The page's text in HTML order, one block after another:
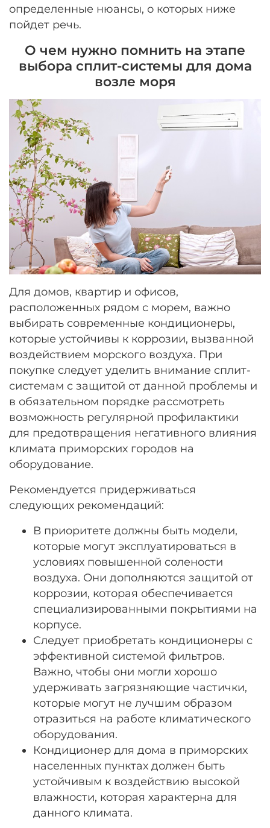
определенные нюансы, о которых ниже
пойдет речь.
О чем нужно помнить на этапе
выбора сплит-системы для дома
возле моря
Для домов, квартир и офисов,
расположенных рядом с морем, важно
выбирать современные кондиционеры,
которые устойчивы к коррозии, вызванной
воздействием морского воздуха. При
покупке следует уделить внимание сплит-
системам с защитой от данной проблемы и
в обязательном порядке рассмотреть
возможность регулярной профилактики
для предотвращения негативного влияния
климата приморских городов на
оборудование.
Рекомендуется придерживаться
следующих рекомендаций:
В приоритете должны быть модели,
которые могут эксплуатироваться в
условиях повышенной солености
воздуха. Они дополняются защитой от
коррозии, которая обеспечивается
специализированными покрытиями на
корпусе.
Следует приобретать кондиционеры с
эффективной системой фильтров.
Важно, чтобы они могли хорошо
удерживать загрязняющие частички,
которые могут не лучшим образом
отразиться на работе климатического
оборудования.
Кондиционер для дома в приморских
населенных пунктах должен быть
устойчивым к воздействию высокой
влажности, которая характерна для
данного климата.